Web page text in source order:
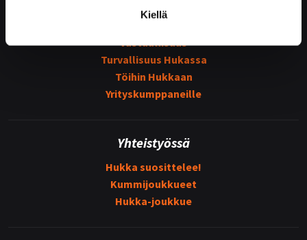
Kiellä
Yhteystiedot
Vastuullisuus
Turvallisuus Hukassa
Töihin Hukkaan
Yrityskumppaneille
Yhteistyössä
Hukka suosittelee!
Kummijoukkueet
Hukka-joukkue